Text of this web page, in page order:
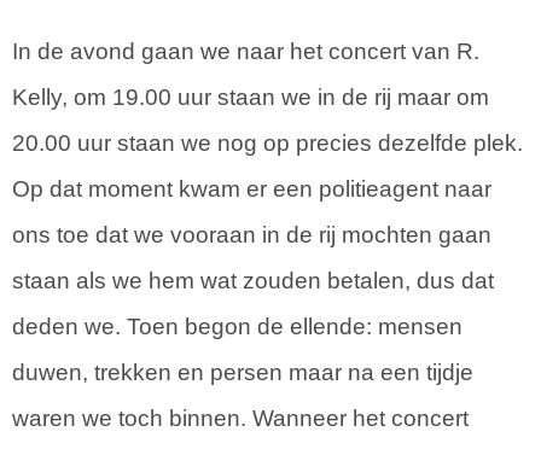
In de avond gaan we naar het concert van R.
Kelly, om 19.00 uur staan we in de rij maar om
20.00 uur staan we nog op precies dezelfde plek.
Op dat moment kwam er een politieagent naar
ons toe dat we vooraan in de rij mochten gaan
staan als we hem wat zouden betalen, dus dat
deden we. Toen begon de ellende: mensen
duwen, trekken en persen maar na een tijdje
waren we toch binnen. Wanneer het concert